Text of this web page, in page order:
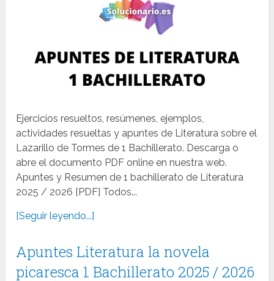
Ejercicios resueltos, resúmenes, ejemplos,
actividades resueltas y apuntes de Literatura sobre el
Lazarillo de Tormes de 1 Bachillerato. Descarga o
abre el documento PDF online en nuestra web.
Apuntes y Resumen de 1 bachillerato de Literatura
2025 / 2026 [PDF] Todos...
[Seguir leyendo...]
Apuntes Literatura la novela
picaresca 1 Bachillerato 2025 / 2026